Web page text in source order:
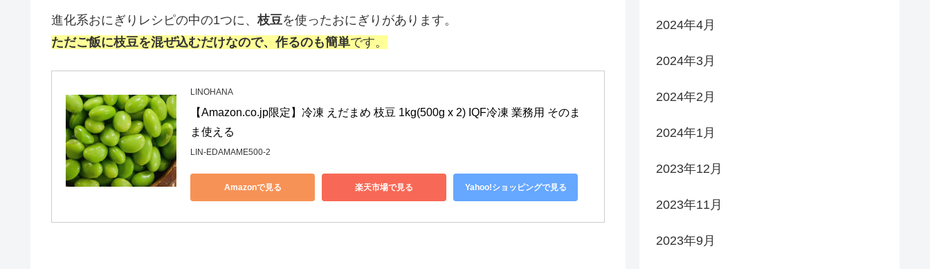
進化系おにぎりレシピの中の1つに、枝豆を使ったおにぎりがあります。
ただご飯に枝豆を混ぜ込むだけなので、作るのも簡単です。
LINOHANA
【Amazon.co.jp限定】冷凍 えだまめ 枝豆 1kg(500g x 2) IQF冷凍 業務用 そのま
ま使える
LIN-EDAMAME500-2
Amazonで見る 楽天市場で見る Yahoo!ショッピングで見る
2024年4月
2024年3月
2024年2月
2024年1月
2023年12月
2023年11月
2023年9月